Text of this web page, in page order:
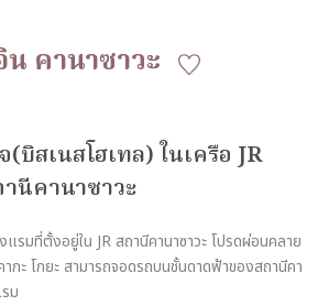
น คานาซาวะ
(บิสเนสโฮเทล) ในเครือ JR
นีคานาซาวะ
แรมที่ตั้งอยู่ใน JR สถานีคานาซาวะ โปรดผ่อนคลาย
ะ โกยะ สามารถจอดรถบนชั้นดาดฟ้าของสถานีคา
อกับโรงแรม